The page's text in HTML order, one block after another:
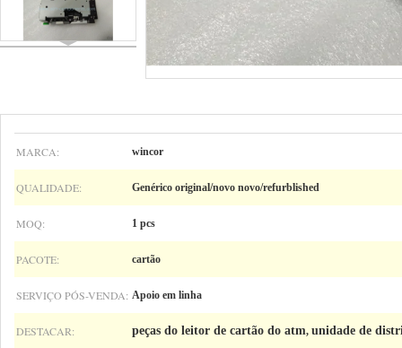
MARCA: wincor
QUALIDADE: Genérico original/novo novo/refurblished
MOQ: 1 pcs
PACOTE: cartão
SERVIÇO PÓS-VENDA: Apoio em linha
DESTACAR: peças do leitor de cartão do atm, unidade de